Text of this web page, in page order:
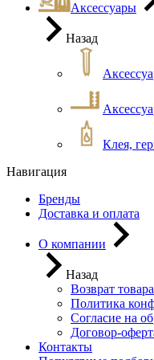
Аксессуары
Назад
Клея,
Навигация
Бренды
Доставка и оплата
О компании
Назад
Возврат товара
Политика
Согласие на
Договор-
Контакты